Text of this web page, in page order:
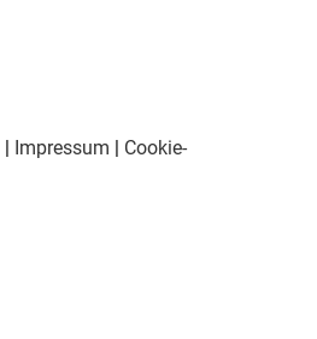
| Impressum | Cookie-